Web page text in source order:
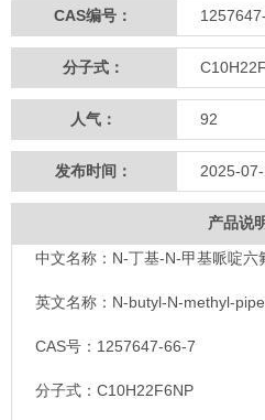
CAS编号：
分子式：
人气： 92
发布时间： 2025-
产品说
中文名称：N-丁基-N-甲基哌啶六
英文名称：N-butyl-N-methyl-
CAS号：1257647-66-7
分子式：C10H22F6NP